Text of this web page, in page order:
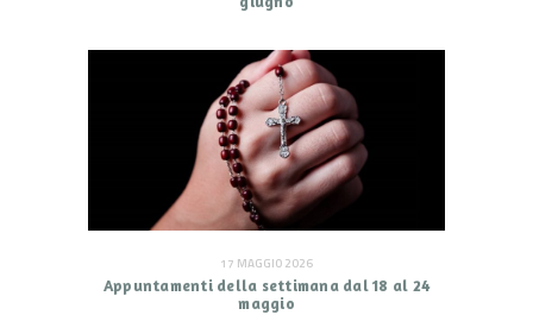
17 MAGGIO 2026
Appuntamenti della settimana dal 18 al 24
maggio